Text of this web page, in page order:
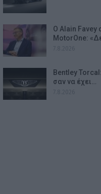
Ο Alain Favey
MotorOne:
Bentley
σαν να έχει…